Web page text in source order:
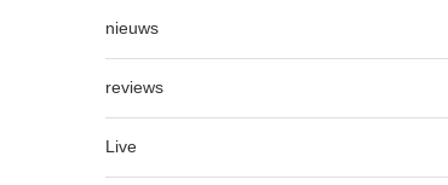
nieuws
reviews
Live